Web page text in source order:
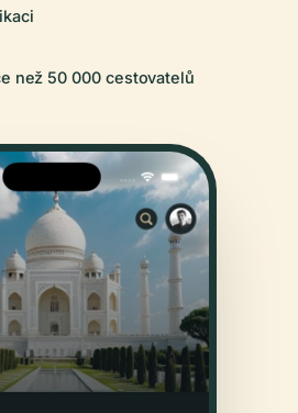
než 50 000 cestovatelů